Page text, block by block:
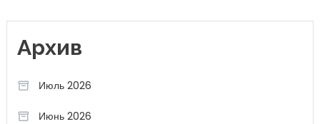
Архив
Июль 2026
Июнь 2026